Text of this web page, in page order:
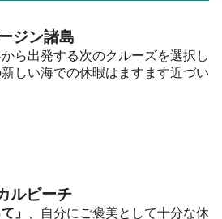
ジン諸島
ら出発する次のクルーズを選択し
しい海での休暇はますます近づい
ルビーチ
」 、自分にご褒美として十分な休